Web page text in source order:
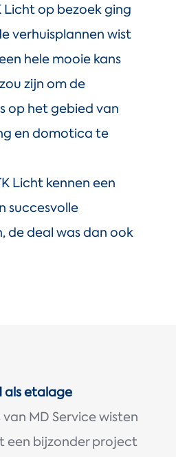
Licht op bezoek ging
verhuisplannen wist
hele mooie kans
zijn om de
op het gebied van
en domotica te
Licht kennen een
succesvolle
de deal was dan ook
als etalage
MD Service wisten
een bijzonder project